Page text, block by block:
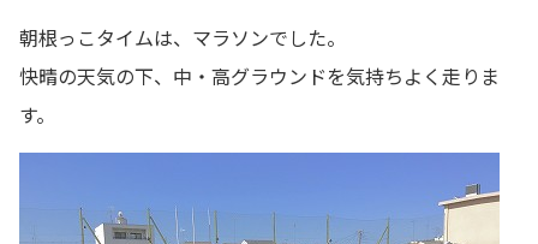
朝根っこタイムは、マラソンでした。
快晴の天気の下、中・高グラウンドを気持ちよく走りま
す。